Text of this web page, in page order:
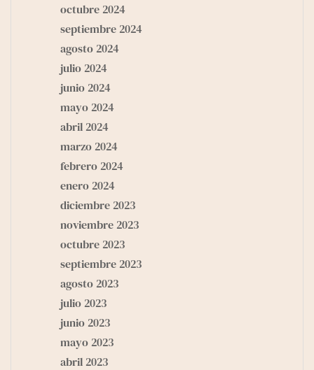
octubre 2024
septiembre 2024
agosto 2024
julio 2024
junio 2024
mayo 2024
abril 2024
marzo 2024
febrero 2024
enero 2024
diciembre 2023
noviembre 2023
octubre 2023
septiembre 2023
agosto 2023
julio 2023
junio 2023
mayo 2023
abril 2023